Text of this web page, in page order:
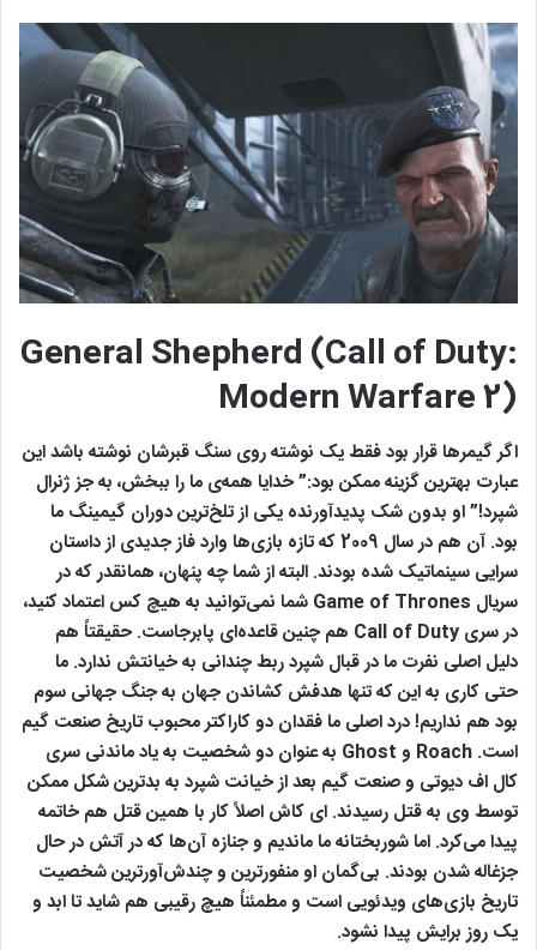
General Shepherd (Call of Duty:
Modern Warfare 2)
اگر گیمرها قرار بود فقط یک نوشته روی سنگ قبرشان نوشته باشد این
عبارت بهترین گزینه ممکن بود:” خدایا همه‌ی ما را ببخش، به جز ژنرال
شپرد!” او بدون شک پدیدآورنده یکی از تلخ‌ترین دوران گیمینگ ما
بود. آن هم در سال 2009 که تازه بازی‌ها وارد فاز جدیدی از داستان
سرایی سینماتیک شده بودند. البته از شما چه پنهان، همانقدر که در
سریال Game of Thrones شما نمی‌توانید به هیچ کس اعتماد کنید،
در سری Call of Duty هم چنین قاعده‌ای پابرجاست. حقیقتاً هم
دلیل اصلی نفرت ما در قبال شپرد ربط چندانی به خیانتش ندارد. ما
حتی کاری به این که تنها هدفش کشاندن جهان به جنگ جهانی سوم
بود هم نداریم! درد اصلی ما فقدان دو کاراکتر محبوب تاریخ صنعت گیم
است. Roach و Ghost به عنوان دو شخصیت به یاد ماندنی سری
کال اف دیوتی و صنعت گیم بعد از خیانت شپرد به بدترین شکل ممکن
توسط وی به قتل رسیدند. ای کاش اصلاً کار با همین قتل هم خاتمه
پیدا می‌کرد. اما شوربختانه ما ماندیم و جنازه آن‌ها که در آتش در حال
جزغاله شدن بودند. بی‌گمان او منفورترین و چندش‌آورترین شخصیت
تاریخ بازی‌های ویدئویی است و مطمئناً هیچ رقیبی هم شاید تا ابد و
یک روز برایش پیدا نشود.